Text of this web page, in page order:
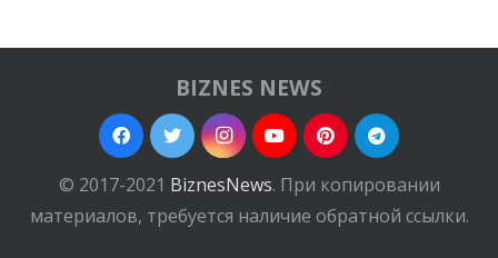
BIZNES NEWS
© 2017-2021 BiznesNews. При копировании
материалов, требуется наличие обратной ссылки.